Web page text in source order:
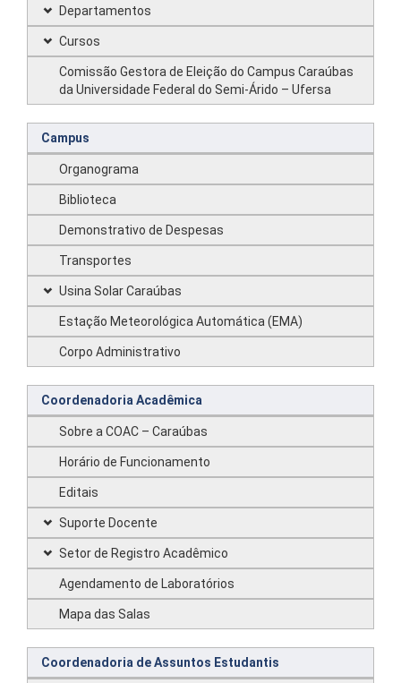
Departamentos
Cursos
Comissão Gestora de Eleição do Campus Caraúbas
da Universidade Federal do Semi-Árido – Ufersa
Campus
Organograma
Biblioteca
Demonstrativo de Despesas
Transportes
Usina Solar Caraúbas
Estação Meteorológica Automática (EMA)
Corpo Administrativo
Coordenadoria Acadêmica
Sobre a COAC – Caraúbas
Horário de Funcionamento
Editais
Suporte Docente
Setor de Registro Acadêmico
Agendamento de Laboratórios
Mapa das Salas
Coordenadoria de Assuntos Estudantis